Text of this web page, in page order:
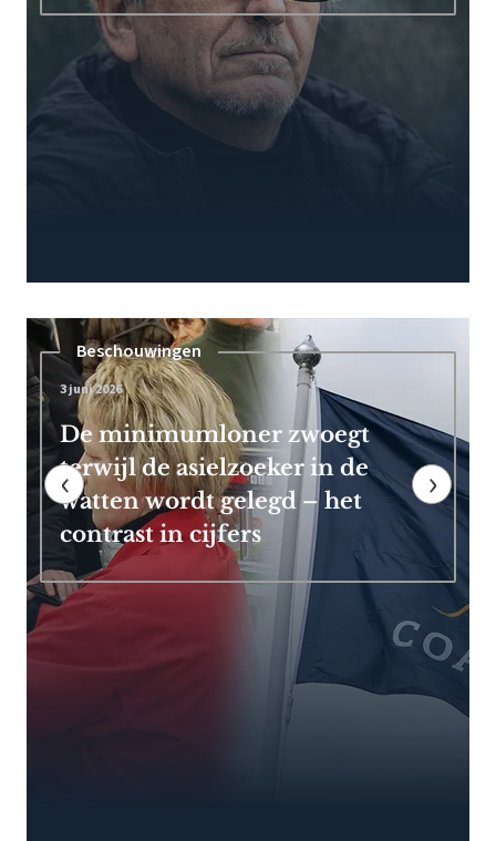
Pensioen
7 mei 2026
Frans Timmermans kan vroeg
met pensioen dankzij royale
EU-uitkering
‹ ›